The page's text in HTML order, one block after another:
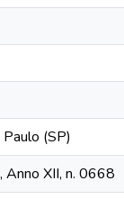
(SP)
Anno XII, n. 0668